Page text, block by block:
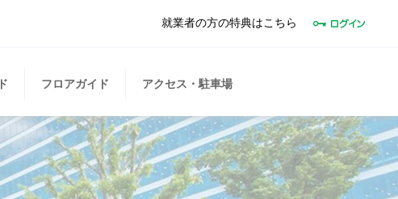
就業者の方の特典はこちら
フロアガイド アクセス・駐車場